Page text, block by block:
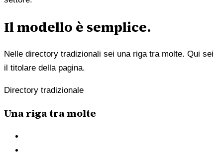
Il modello è semplice.
Nelle directory tradizionali sei una riga tra molte. Qui sei
il titolare della pagina.
Directory tradizionale
Una riga tra molte